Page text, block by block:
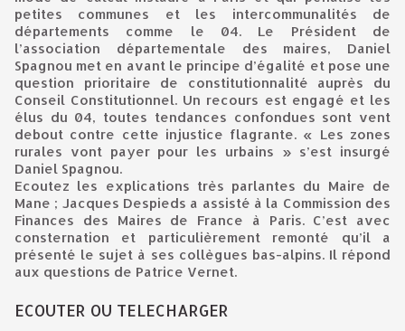
petites communes et les intercommunalités de
départements comme le 04. Le Président de
l’association départementale des maires, Daniel
Spagnou met en avant le principe d’égalité et pose une
question prioritaire de constitutionnalité auprès du
Conseil Constitutionnel. Un recours est engagé et les
élus du 04, toutes tendances confondues sont vent
debout contre cette injustice flagrante. « Les zones
rurales vont payer pour les urbains » s’est insurgé
Daniel Spagnou.
Ecoutez les explications très parlantes du Maire de
Mane ; Jacques Despieds a assisté à la Commission des
Finances des Maires de France à Paris. C’est avec
consternation et particulièrement remonté qu’il a
présenté le sujet à ses collègues bas-alpins. Il répond
aux questions de Patrice Vernet.
ECOUTER OU TELECHARGER